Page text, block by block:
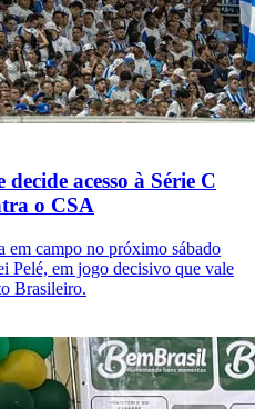
acesso à Série C
o CSA
em campo no próximo sábado
Pelé, em jogo decisivo que vale
Brasileiro.